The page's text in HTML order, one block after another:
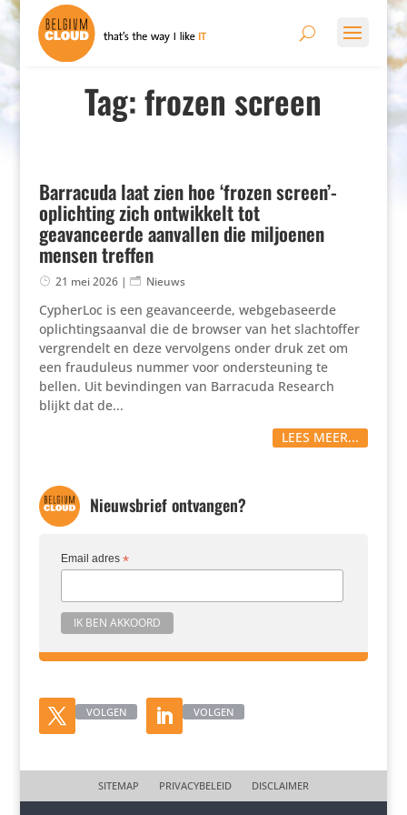
Tag: frozen screen
Barracuda laat zien hoe ‘frozen screen’-
oplichting zich ontwikkelt tot
geavanceerde aanvallen die miljoenen
mensen treffen
21 mei 2026| Nieuws
CypherLoc is een geavan­ceerde, webge­ba­seerde
oplich­tings­aanval die de browser van het slacht­offer
vergren­delt en deze vervol­gens onder druk zet om
een frau­du­leus nummer voor onder­steu­ning te
bellen. Uit bevin­dingen van Barracuda Research
blijkt dat de...
LEES MEER...
Nieuwsbrief ontvangen?
Email adres *
VOLGEN VOLGEN
SITEMAP PRIVACYBELEID DISCLAIMER